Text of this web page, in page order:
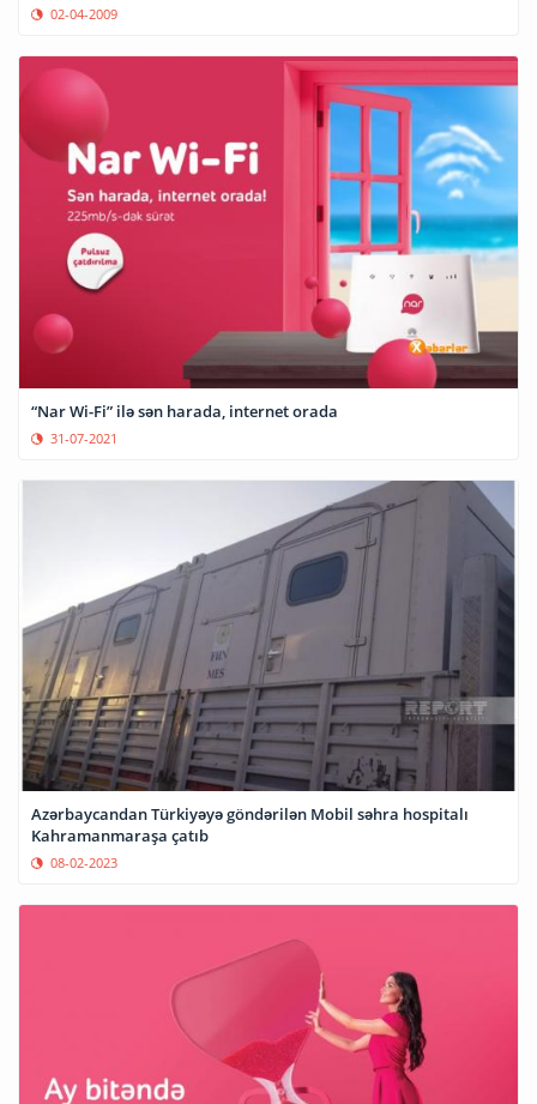
02-04-2009
“Nar Wi-Fi” ilə sən harada, internet orada
31-07-2021
Azərbaycandan Türkiyəyə göndərilən Mobil səhra hospitalı
Kahramanmaraşa çatıb
08-02-2023